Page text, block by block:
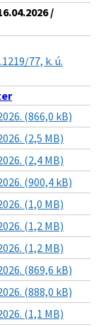
/
77, k. ú.
(866,0 kB)
(2,5 MB)
(2,4 MB)
(900,4 kB)
(1,0 MB)
(1,2 MB)
(1,2 MB)
(869,6 kB)
(888,0 kB)
(1,1 MB)